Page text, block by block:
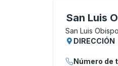
San Luis
Curbside
San Luis
DIRECCIÓN
Número de